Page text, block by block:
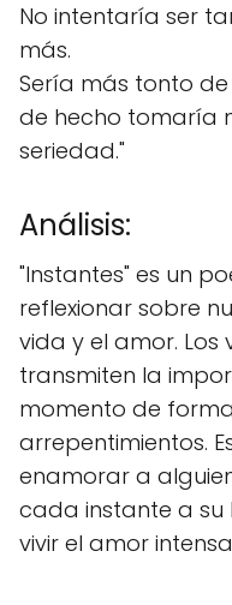
No intentaría ser
más.
Sería más tonto
de hecho tomaría
seriedad."
Análisis:
"Instantes" es un
reflexionar sobre
vida y el amor. Los
transmiten la
momento de
arrepentimientos.
enamorar a
cada instante a su
vivir el amor